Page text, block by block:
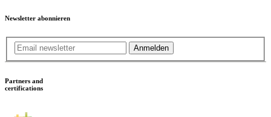
Newsletter abonnieren
Anmelden
Partners and
certifications